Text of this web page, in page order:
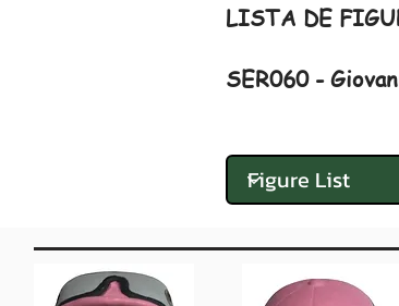
LISTA DE
SER060 -